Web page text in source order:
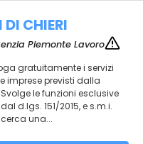
CHIERI
Piemonte Lavoro
gratuitamente i servizi
imprese previsti dalla
le funzioni esclusive
d.lgs. 151/2015, e s.m.i.
una...